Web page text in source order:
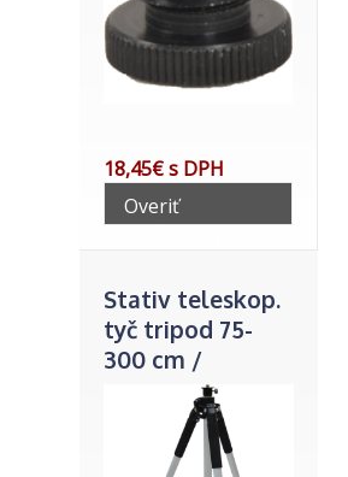
18,45€ s DPH
Overiť
telefonicky
Stativ teleskop.
tyč tripod 75-
300 cm /
uchytenie 5/8"